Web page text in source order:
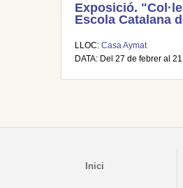
Exposició.
Escola Catalana
LLOC: Casa Aymat
DATA: Del 27 de febrer al
Inici